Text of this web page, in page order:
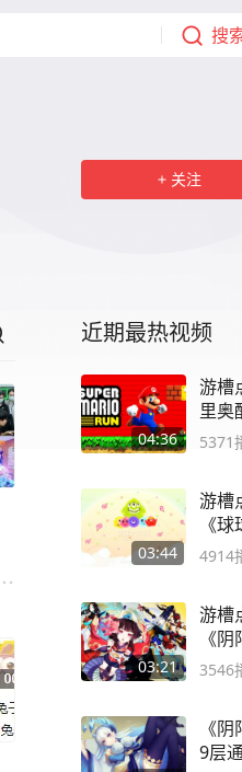
搜
关注
近期最热视频
04:36
游槽
里奥
5371
03:44
游槽
《
4914
03:21
游槽
《
贱货
3546
《
9层